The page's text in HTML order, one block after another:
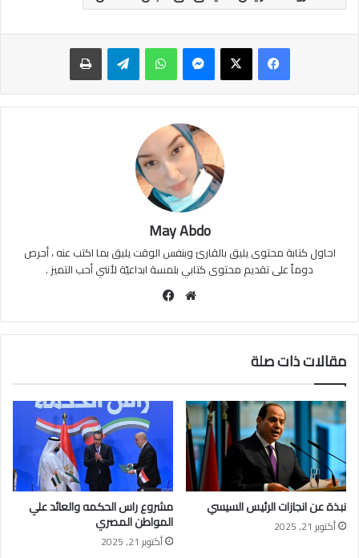
ماسنجر واتساب تيلقرام طباعة
May Abdo
احاول كتابة محتوى يليق بالقارئ وبنفس الوقت يليق بما اكتب عنه ، أحرص
دوماً على تقديم محتوى كتابي بلمسة ابداعيّة لأنني أحب التميز .
موقع
مقالات ذات صلة
نبذة عن انجازات الرئيس السيسي
أكتوبر 21, 2025
مشروع راس الحكمه والعائد علي
المواطن المصري
أكتوبر 21, 2025